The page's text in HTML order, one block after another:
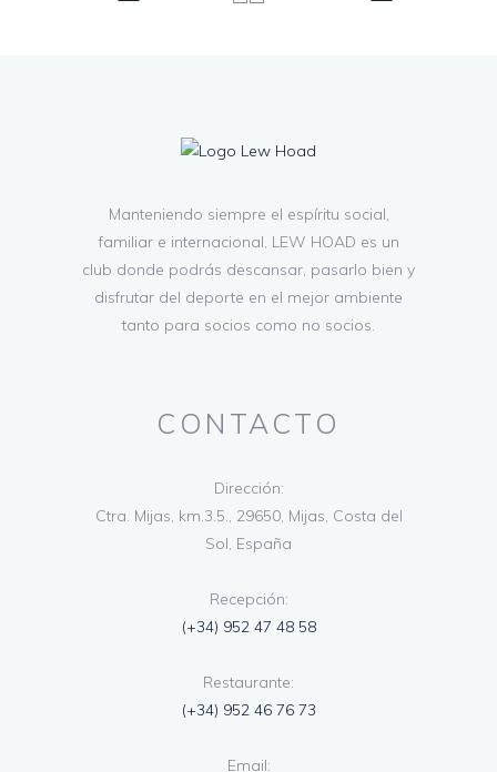
Manteniendo siempre el espíritu social,
familiar e internacional, LEW HOAD es un
club donde podrás descansar, pasarlo bien y
disfrutar del deporte en el mejor ambiente
tanto para socios como no socios.
CONTACTO
Dirección:
Ctra. Mijas, km.3.5., 29650, Mijas, Costa del
Sol, España
Recepción:
(+34) 952 47 48 58
Restaurante:
(+34) 952 46 76 73
Email: